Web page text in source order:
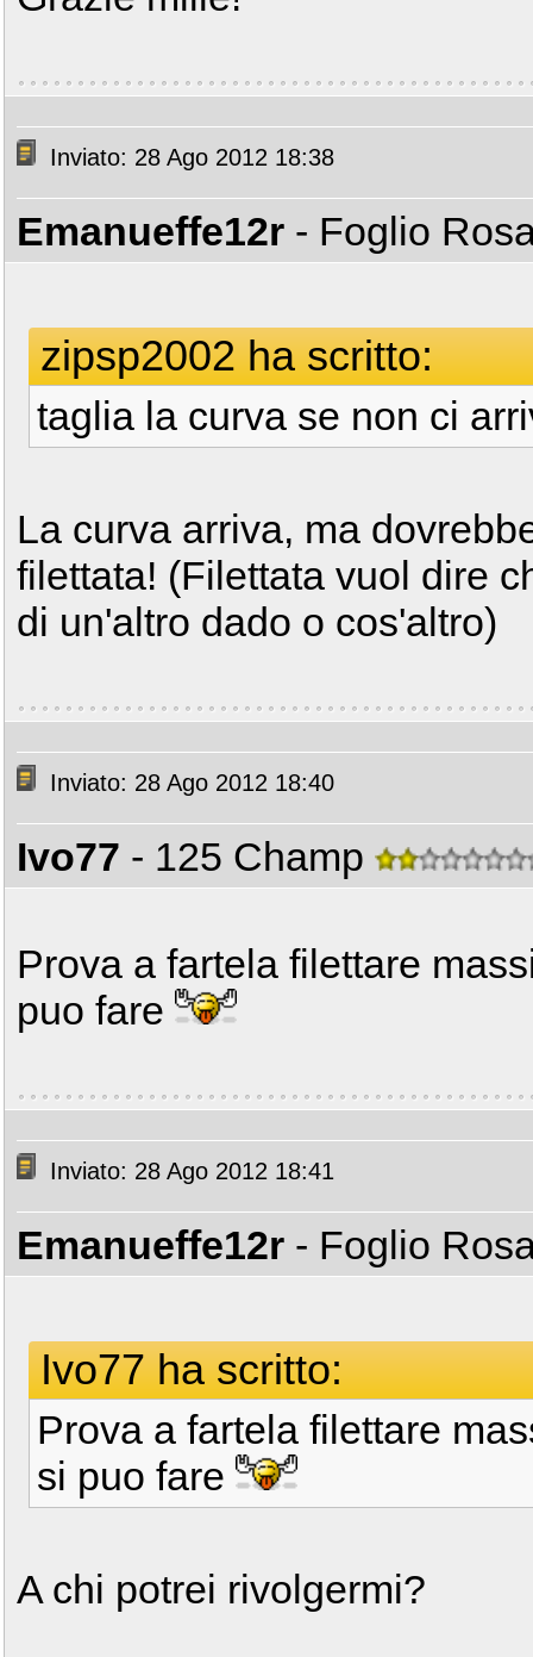
Inviato: 28 Ago 2012 18:38
Emanueffe12r - Foglio
zipsp2002 ha scritto:
taglia la curva se non ci
La curva arriva, ma
filettata! (Filettata vuol dire
di un'altro dado o cos'altro)
Inviato: 28 Ago 2012 18:40
Ivo77 - 125 Champ
Prova a fartela filettare
puo fare
Inviato: 28 Ago 2012 18:41
Emanueffe12r - Foglio
Ivo77 ha scritto:
Prova a fartela filettare
si puo fare
A chi potrei rivolgermi?